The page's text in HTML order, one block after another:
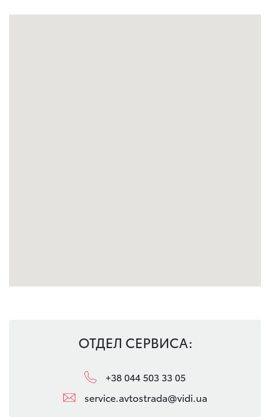
ОТДЕЛ СЕРВИСА:
+38 044 503 33 05
service.avtostrada@vidi.ua